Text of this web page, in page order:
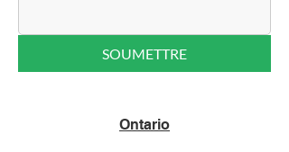
SOUMETTRE
Ontario